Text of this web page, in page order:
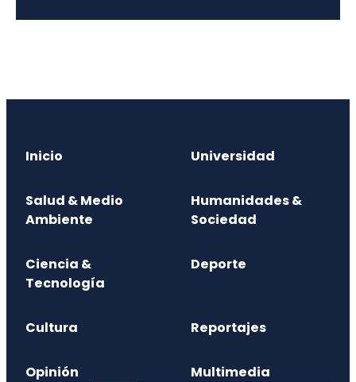
Inicio Universidad
Salud & Medio
Ambiente
Humanidades &
Sociedad
Ciencia &
Tecnología
Deporte
Cultura Reportajes
Opinión Multimedia